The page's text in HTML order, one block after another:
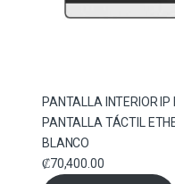
PANTALLA INTERIOR
PANTALLA TÁCTIL
BLANCO
₡70,400.00